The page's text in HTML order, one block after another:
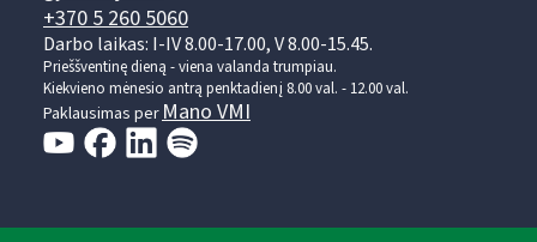
+370 5 260 5060
Darbo laikas: I-IV 8.00-17.00, V 8.00-15.45.
Prieššventinę dieną - viena valanda trumpiau.
Kiekvieno mėnesio antrą penktadienį 8.00 val. - 12.00 val.
Paklausimas perMano VMI